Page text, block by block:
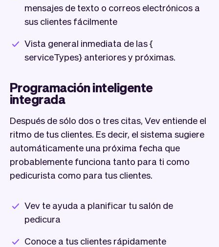
mensajes de texto o correos electrónicos a
sus clientes fácilmente
Vista general inmediata de las {
serviceTypes} anteriores y próximas.
Programación inteligente
integrada
Después de sólo dos o tres citas, Vev entiende el
ritmo de tus clientes. Es decir, el sistema sugiere
automáticamente una próxima fecha que
probablemente funciona tanto para ti como
pedicurista como para tus clientes.
Vev te ayuda a planificar tu salón de
pedicura
Conoce a tus clientes rápidamente